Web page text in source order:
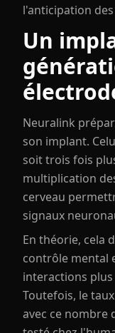
l'anticipation
Un
Neuralink
son implant.
soit trois fois
multiplication
cerveau
signaux
En théorie, cela
contrôle mental
interactions
Toutefois, le
avec ce nombre